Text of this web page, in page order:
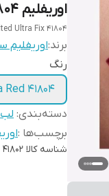
اوریفلیم 41804
Ultra Fix 41804
برند:اوریفلیم
رنگ
Red 41804
دسته‌بندی: لب
برچسب‌ها :
شناسه کالا 41802